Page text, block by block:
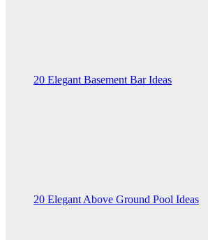
20 Elegant Basement Bar Ideas
20 Elegant Above Ground Pool Ideas